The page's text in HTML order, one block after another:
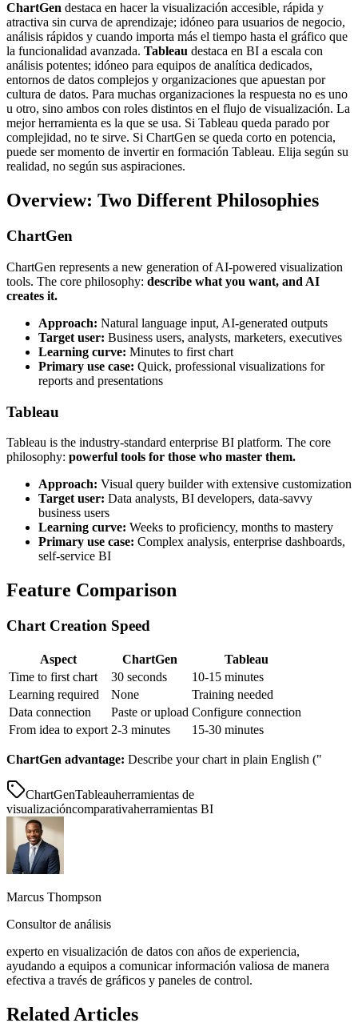
ChartGen destaca en hacer la visualización accesible, rápida y
atractiva sin curva de aprendizaje; idóneo para usuarios de negocio,
análisis rápidos y cuando importa más el tiempo hasta el gráfico que
la funcionalidad avanzada. Tableau destaca en BI a escala con
análisis potentes; idóneo para equipos de analítica dedicados,
entornos de datos complejos y organizaciones que apuestan por
cultura de datos. Para muchas organizaciones la respuesta no es uno
u otro, sino ambos con roles distintos en el flujo de visualización. La
mejor herramienta es la que se usa. Si Tableau queda parado por
complejidad, no te sirve. Si ChartGen se queda corto en potencia,
puede ser momento de invertir en formación Tableau. Elija según su
realidad, no según sus aspiraciones.
Overview: Two Different Philosophies
ChartGen
ChartGen represents a new generation of AI-powered visualization
tools. The core philosophy: describe what you want, and AI
creates it.
Approach: Natural language input, AI-generated outputs
Target user: Business users, analysts, marketers, executives
Learning curve: Minutes to first chart
Primary use case: Quick, professional visualizations for
reports and presentations
Tableau
Tableau is the industry-standard enterprise BI platform. The core
philosophy: powerful tools for those who master them.
Approach: Visual query builder with extensive customization
Target user: Data analysts, BI developers, data-savvy
business users
Learning curve: Weeks to proficiency, months to mastery
Primary use case: Complex analysis, enterprise dashboards,
self-service BI
Feature Comparison
Chart Creation Speed
Aspect ChartGen
Tableau
Time to first chart
30 seconds
10-15 minutes
Learning required
None
Training needed
Data connection
Paste or upload Configure connection
From idea to export 2-3 minutes 15-30 minutes
ChartGen advantage: Describe your chart in plain English ("
ChartGenTableauherramientas de
visualizacióncomparativaherramientas BI
Marcus Thompson
Consultor de análisis
experto en visualización de datos con años de experiencia,
ayudando a equipos a comunicar información valiosa de manera
efectiva a través de gráficos y paneles de control.
Related Articles